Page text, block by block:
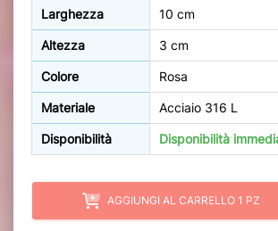
Larghezza 10 cm
Altezza 3 cm
Colore Rosa
Materiale Acciaio 316 L
Disponibilità Disponibilità
AGGIUNGI AL CARRELLO 1 PZ